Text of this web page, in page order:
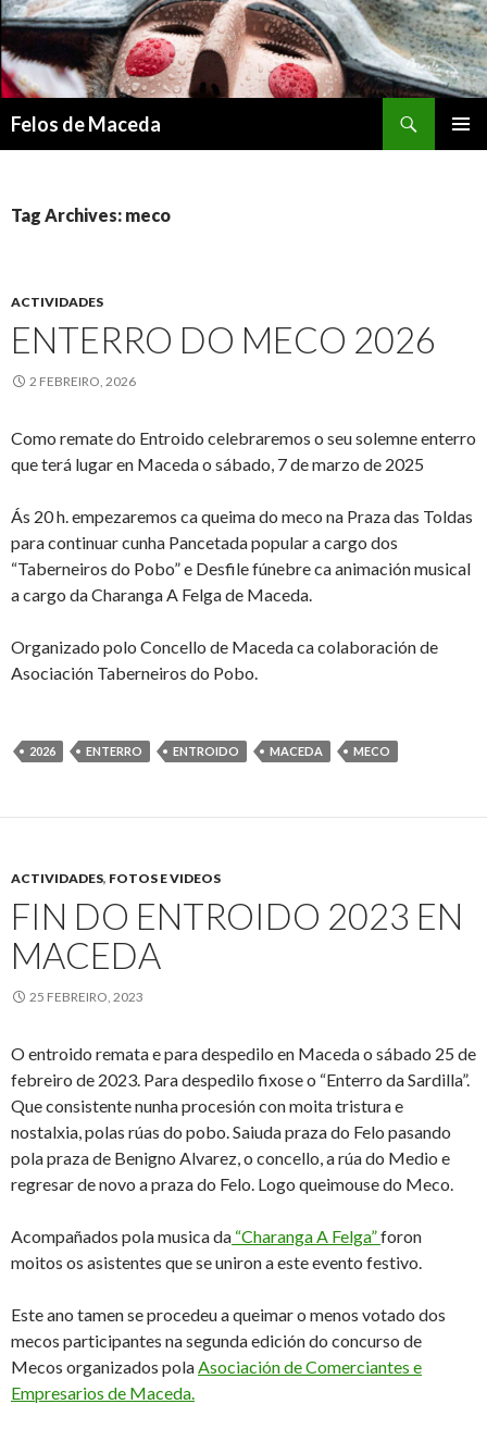
Felos de Maceda
Tag Archives: meco
ACTIVIDADES
ENTERRO DO MECO 2026
2 FEBREIRO, 2026
Como remate do Entroido celebraremos o seu solemne enterro
que terá lugar en Maceda o sábado, 7 de marzo de 2025
Ás 20 h. empezaremos ca queima do meco na Praza das Toldas
para continuar cunha Pancetada popular a cargo dos
“Taberneiros do Pobo” e Desfile fúnebre ca animación musical
a cargo da Charanga A Felga de Maceda.
Organizado polo Concello de Maceda ca colaboración de
Asociación Taberneiros do Pobo.
2026 ENTERRO ENTROIDO MACEDA MECO
ACTIVIDADES, FOTOS E VIDEOS
FIN DO ENTROIDO 2023 EN
MACEDA
25 FEBREIRO, 2023
O entroido remata e para despedilo en Maceda o sábado 25 de
febreiro de 2023. Para despedilo fixose o “Enterro da Sardilla”.
Que consistente nunha procesión con moita tristura e
nostalxia, polas rúas do pobo. Saiuda praza do Felo pasando
pola praza de Benigno Alvarez, o concello, a rúa do Medio e
regresar de novo a praza do Felo. Logo queimouse do Meco.
Acompañados pola musica da “Charanga A Felga”foron
moitos os asistentes que se uniron a este evento festivo.
Este ano tamen se procedeu a queimar o menos votado dos
mecos participantes na segunda edición do concurso de
Mecos organizados pola Asociación de Comerciantes e
Empresarios de Maceda.